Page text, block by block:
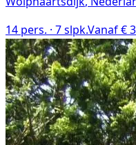
14 pers. · 7slpk.Vanaf €